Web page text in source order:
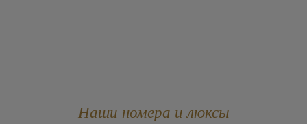
Наши номера и люксы